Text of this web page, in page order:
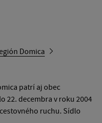
Domica
patrí aj obec
22. decembra v roku 2004
ruchu. Sídlo